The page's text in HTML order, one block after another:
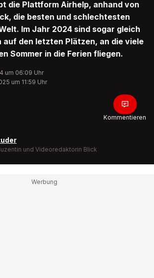
die Plattform Airhelp, anhand von
die besten und schlechtesten
Im Jahr 2024 sind sogar gleich
auf den letzten Plätzen, an die viele
Sommer in die Ferien fliegen.
um 06:09 Uhr
um 11:59 Uhr
Kommentieren
und Videoredaktorin Blick